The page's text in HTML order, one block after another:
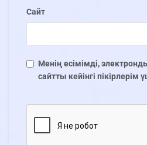
Сайт
Менің есімімді,
сайтты кейінгі пікірлерім